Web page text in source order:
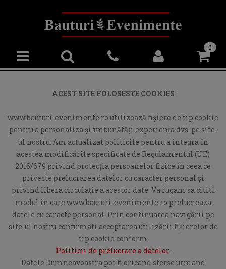
0
ACEST SITE FOLOSESTE COOKIES
www.bauturi-evenimente.ro utilizează fişiere de tip cookie
pentru a personaliza și îmbunătăți experiența dvs. pe site-
ul nostru. Am actualizat politicile pentru a integra în
acestea modificările specificate de Regulamentul (UE)
2016/679 privind protecția persoanelor fizice în ceea ce
privește prelucrarea datelor cu caracter personal și
privind libera circulație a acestor date. Va rugam sa cititi
modul in care www.bauturi-evenimente.ro prelucreaza
datele cu caracte personal. Prin continuarea navigării pe
site-ul nostru confirmati acceptarea utilizării fişierelor de
tip cookie conform
Politicii de prelucrare a datelor.
Datele Dumneavoastra pot fi oricand sterse urmand